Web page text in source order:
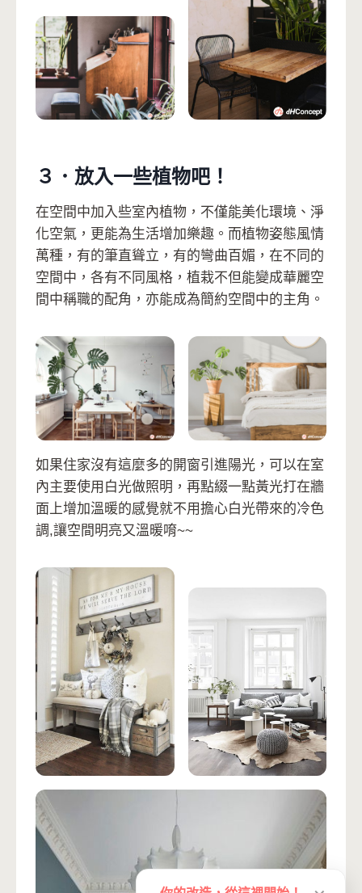
３．放入一些植物吧！
在空間中加入些室內植物，不僅能美化環境、淨
化空氣，更能為生活增加樂趣。而植物姿態風情
萬種，有的筆直聳立，有的彎曲百媚，在不同的
空間中，各有不同風格，植栽不但能變成華麗空
間中稱職的配角，亦能成為簡約空間中的主角。
如果住家沒有這麼多的開窗引進陽光，可以在室
內主要使用白光做照明，再點綴一點黃光打在牆
面上增加溫暖的感覺就不用擔心白光帶來的冷色
調,讓空間明亮又溫暖唷~~